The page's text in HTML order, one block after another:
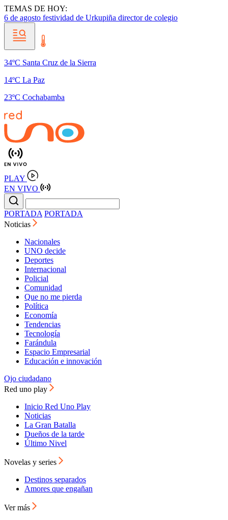
TEMAS DE HOY:
6 de agosto festividad de Urkupiña director de colegio
34ºC Santa Cruz de la Sierra
14ºC La Paz
23ºC Cochabamba
PLAY
EN VIVO
PORTADA PORTADA
Noticias
Nacionales
UNO decide
Deportes
Internacional
Policial
Comunidad
Que no me pierda
Política
Economía
Tendencias
Tecnología
Farándula
Espacio Empresarial
Educación e innovación
Ojo ciudadano
Red uno play
Inicio Red Uno Play
Noticias
La Gran Batalla
Dueños de la tarde
Último Nivel
Novelas y series
Destinos separados
Amores que engañan
Ver más